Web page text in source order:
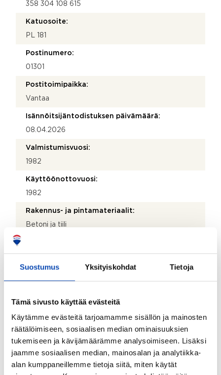
Suostumus Yksityiskohdat Tietoja
Tämä sivusto käyttää evästeitä
Käytämme evästeitä tarjoamamme sisällön ja mainosten
räätälöimiseen, sosiaalisen median ominaisuuksien
tukemiseen ja kävijämäärämme analysoimiseen. Lisäksi
jaamme sosiaalisen median, mainosalan ja analytiikka-
alan kumppaneillemme tietoja siitä, miten käytät
358 304 108 615
Katuosoite:
PL 181
Postinumero:
01301
Postitoimipaikka:
Vantaa
Isännöitsijäntodistuksen päivämäärä:
08.04.2026
Valmistumisvuosi:
1982
Käyttöönottovuosi:
1982
Rakennus- ja pintamateriaalit:
Betoni ja tiili
Lämmitysjärjestelmä:
Kaukolämpö
Hissi:
Kyllä
Taloyhtiössä sauna: